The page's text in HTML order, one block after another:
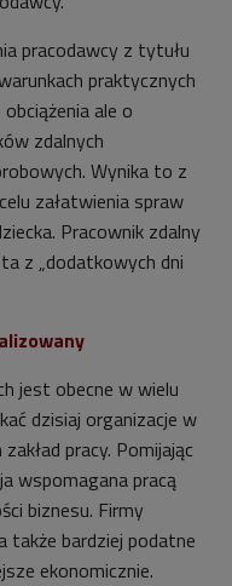
pracodawcy z tytułu
praktycznych
ale o
zdalnych
Wynika to z
załatwienia spraw
Pracownik zdalny
z „dodatkowych dni
jest obecne w wielu
dzisiaj organizacje w
pracy. Pomijając
wspomagana pracą
biznesu. Firmy
także bardziej podatne
ekonomicznie.